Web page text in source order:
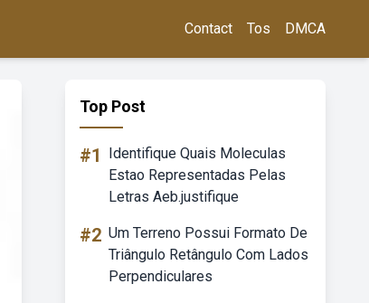
Contact Tos DMCA
Top Post
#1
Identifique Quais Moleculas
Estao Representadas Pelas
Letras Aeb.justifique
#2 Um Terreno Possui Formato De
Triângulo Retângulo Com Lados
Perpendiculares